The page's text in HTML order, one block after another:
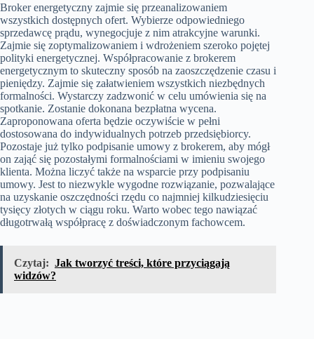
Broker energetyczny zajmie się przeanalizowaniem
wszystkich dostępnych ofert. Wybierze odpowiedniego
sprzedawcę prądu, wynegocjuje z nim atrakcyjne warunki.
Zajmie się zoptymalizowaniem i wdrożeniem szeroko pojętej
polityki energetycznej. Współpracowanie z brokerem
energetycznym to skuteczny sposób na zaoszczędzenie czasu i
pieniędzy. Zajmie się załatwieniem wszystkich niezbędnych
formalności. Wystarczy zadzwonić w celu umówienia się na
spotkanie. Zostanie dokonana bezpłatna wycena.
Zaproponowana oferta będzie oczywiście w pełni
dostosowana do indywidualnych potrzeb przedsiębiorcy.
Pozostaje już tylko podpisanie umowy z brokerem, aby mógł
on zająć się pozostałymi formalnościami w imieniu swojego
klienta. Można liczyć także na wsparcie przy podpisaniu
umowy. Jest to niezwykle wygodne rozwiązanie, pozwalające
na uzyskanie oszczędności rzędu co najmniej kilkudziesięciu
tysięcy złotych w ciągu roku. Warto wobec tego nawiązać
długotrwałą współpracę z doświadczonym fachowcem.
Czytaj: Jak tworzyć treści, które przyciągają
widzów?